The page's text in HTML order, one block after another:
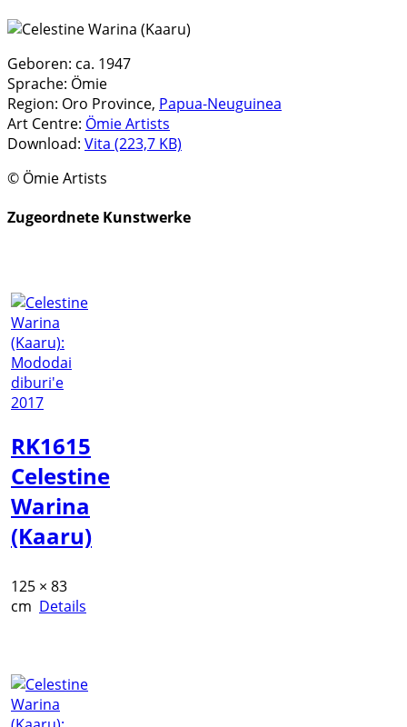
Geboren: ca. 1947
Sprache: Ömie
Region: Oro Province, Papua-Neuguinea
Art Centre: Ömie Artists
Download: Vita (223,7 KB)
© Ömie Artists
Zugeordnete Kunstwerke
RK1615
Celestine
Warina
(Kaaru)
125 × 83
cm Details